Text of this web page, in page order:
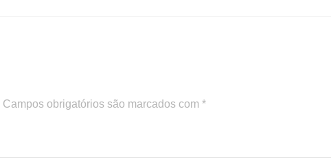
Campos obrigatórios são marcados com *